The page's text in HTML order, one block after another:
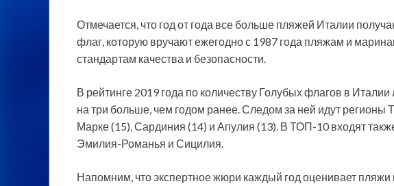
Отмечается, что год от года все больше пляжей Италии
флаг, которую вручают ежегодно с 1987 года пляжам и
стандартам качества и безопасности.
В рейтинге 2019 года по количеству Голубых флагов в
на три больше, чем годом ранее. Следом за ней идут регионы
Марке (15), Сардиния (14) и Апулия (13). В ТОП-10 входят
Эмилия-Романья и Сицилия.
Напомним, что экспертное жюри каждый год оценивает пляжи